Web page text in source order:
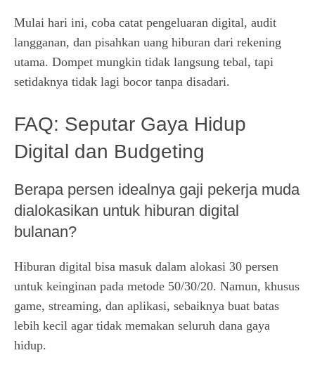
Mulai hari ini, coba catat pengeluaran digital, audit
langganan, dan pisahkan uang hiburan dari rekening
utama. Dompet mungkin tidak langsung tebal, tapi
setidaknya tidak lagi bocor tanpa disadari.
FAQ: Seputar Gaya Hidup
Digital dan Budgeting
Berapa persen idealnya gaji pekerja muda
dialokasikan untuk hiburan digital
bulanan?
Hiburan digital bisa masuk dalam alokasi 30 persen
untuk keinginan pada metode 50/30/20. Namun, khusus
game, streaming, dan aplikasi, sebaiknya buat batas
lebih kecil agar tidak memakan seluruh dana gaya
hidup.